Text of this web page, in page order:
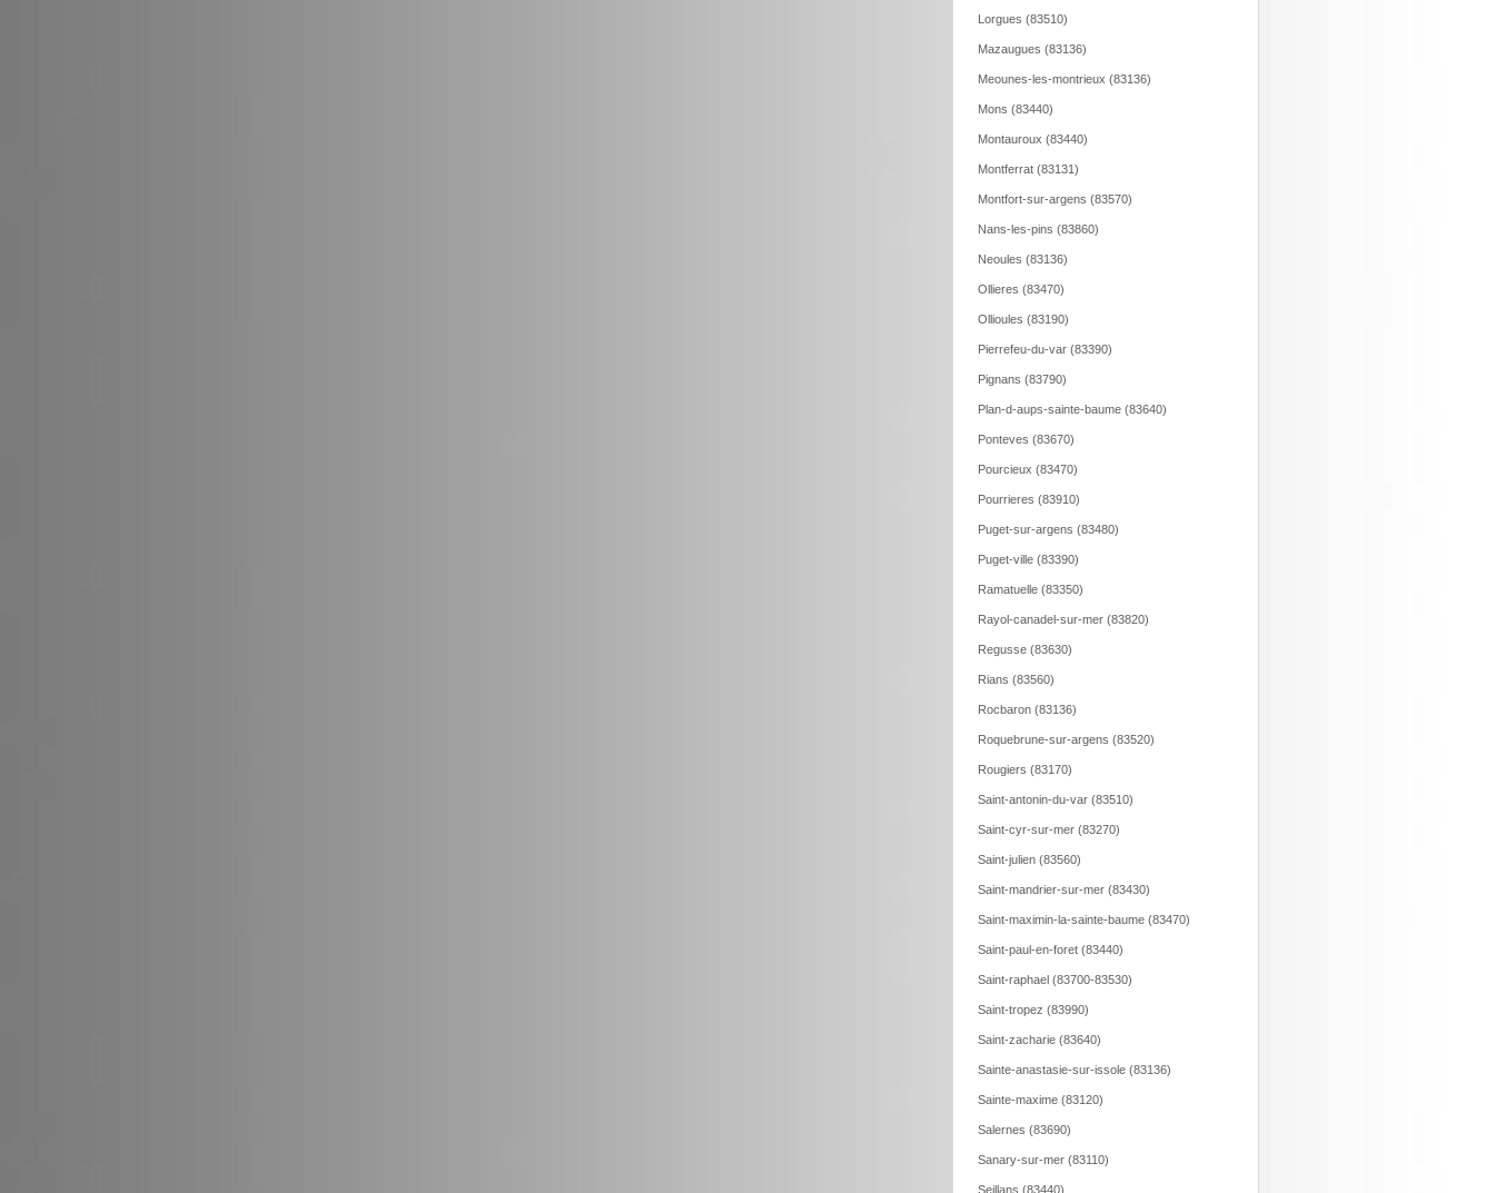
Lorgues (83510)
Mazaugues (83136)
Meounes-les-montrieux (83136)
Mons (83440)
Montauroux (83440)
Montferrat (83131)
Montfort-sur-argens (83570)
Nans-les-pins (83860)
Neoules (83136)
Ollieres (83470)
Ollioules (83190)
Pierrefeu-du-var (83390)
Pignans (83790)
Plan-d-aups-sainte-baume (83640)
Ponteves (83670)
Pourcieux (83470)
Pourrieres (83910)
Puget-sur-argens (83480)
Puget-ville (83390)
Ramatuelle (83350)
Rayol-canadel-sur-mer (83820)
Regusse (83630)
Rians (83560)
Rocbaron (83136)
Roquebrune-sur-argens (83520)
Rougiers (83170)
Saint-antonin-du-var (83510)
Saint-cyr-sur-mer (83270)
Saint-julien (83560)
Saint-mandrier-sur-mer (83430)
Saint-maximin-la-sainte-baume (83470)
Saint-paul-en-foret (83440)
Saint-raphael (83700-83530)
Saint-tropez (83990)
Saint-zacharie (83640)
Sainte-anastasie-sur-issole (83136)
Sainte-maxime (83120)
Salernes (83690)
Sanary-sur-mer (83110)
Seillans (83440)